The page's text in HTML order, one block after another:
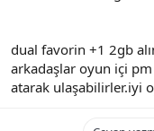
dual favorin +1 2gb
arkadaşlar oyun içi
atarak ulaşabilirler.iyi